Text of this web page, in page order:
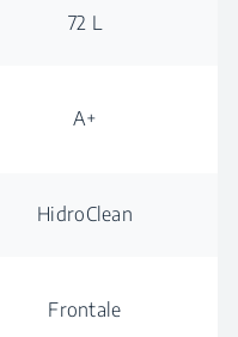
72 L
A+
HidroClean
Frontale